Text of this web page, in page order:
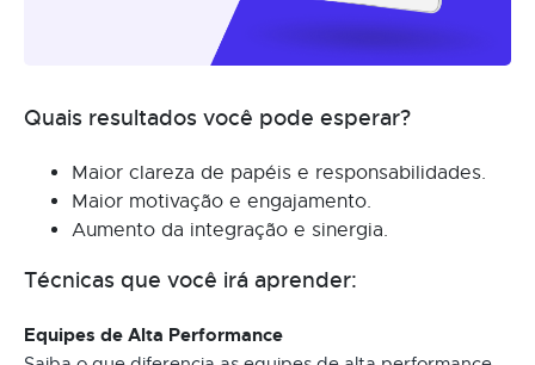
Quais resultados você pode esperar?
Maior clareza de papéis e responsabilidades.
Maior motivação e engajamento.
Aumento da integração e sinergia.
Técnicas que você irá aprender:
Equipes de Alta Performance